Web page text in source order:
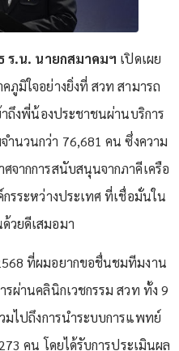
ร.น. นายกสมาคมฯ เปิดเผย
ภูมิใจอย่างยิ่งที่ สวท สามารถ
าถึงพี่น้องประชาชนผ่านบริการ
ำนวนกว่า 76,681 คน ซึ่งความ
ศจากการสนับสนุนจากภาคีเครือ
รระหว่างประเทศ ที่เชื่อมั่นใน
วยดีเสมอมา
ที่ผมอยากขอชื่นชมทีมงาน
รผ่านคลินิกเวชกรรม สวท ทั้ง 9
มไปถึงการนำระบบการแพทย์
คน โดยได้รับการประเมินผล